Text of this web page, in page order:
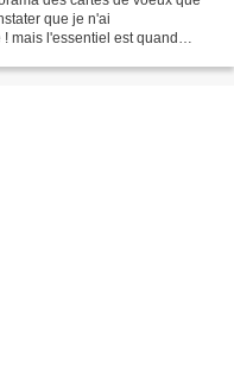
que je n'ai
mais l'essentiel est quand